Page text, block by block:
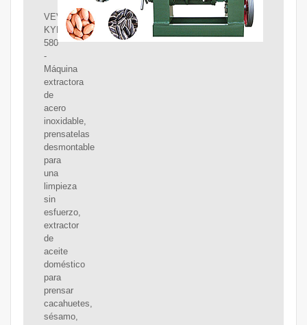
VEVOR
KYL-
580
-
Máquina
extractora
de
acero
inoxidable,
prensatelas
desmontable
para
una
limpieza
sin
esfuerzo,
extractor
de
aceite
doméstico
para
prensar
cacahuetes,
sésamo,